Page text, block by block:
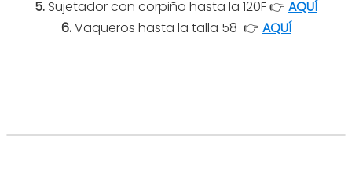
5. Sujetador con corpiño hasta la 120F 👉 AQUÍ
6.Vaqueros hasta la talla 58 👉 AQUÍ